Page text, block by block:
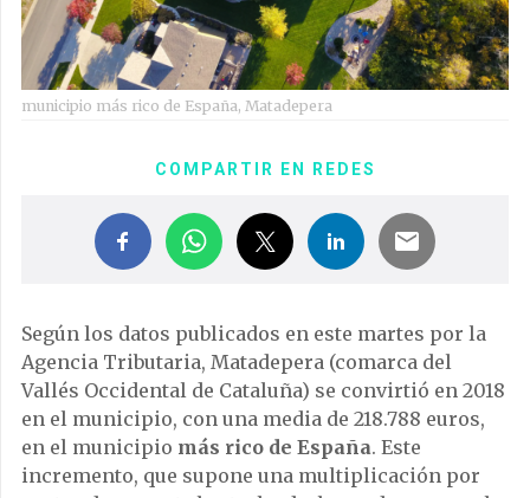
municipio más rico de España, Matadepera
COMPARTIR EN REDES
Según los datos publicados en este martes por la
Agencia Tributaria, Matadepera (comarca del
Vallés Occidental de Cataluña) se convirtió en 2018
en el municipio, con una media de 218.788 euros,
en el municipio más rico de España. Este
incremento, que supone una multiplicación por